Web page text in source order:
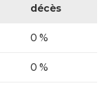
décès
0 %
0 %